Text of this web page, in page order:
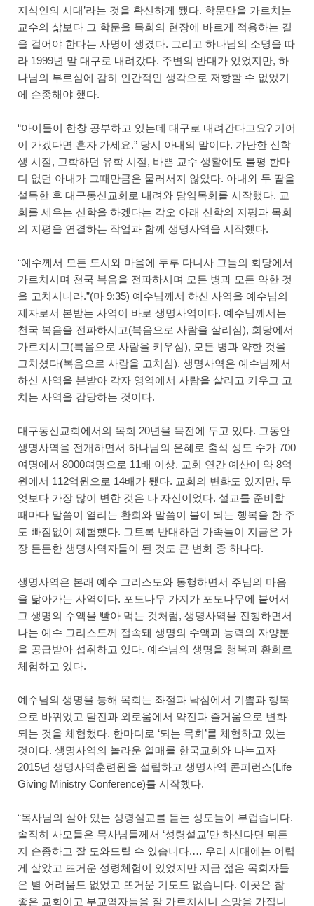
지식인의 시대’라는 것을 확신하게 됐다. 학문만을 가르치는
교수의 삶보다 그 학문을 목회의 현장에 바르게 적용하는 길
을 걸어야 한다는 사명이 생겼다. 그리고 하나님의 소명을 따
라 1999년 말 대구로 내려갔다. 주변의 반대가 있었지만, 하
나님의 부르심에 감히 인간적인 생각으로 저항할 수 없었기
에 순종해야 했다.
“아이들이 한창 공부하고 있는데 대구로 내려간다고요? 기어
이 가겠다면 혼자 가세요.” 당시 아내의 말이다. 가난한 신학
생 시절, 고학하던 유학 시절, 바쁜 교수 생활에도 불평 한마
디 없던 아내가 그때만큼은 물러서지 않았다. 아내와 두 딸을
설득한 후 대구동신교회로 내려와 담임목회를 시작했다. 교
회를 세우는 신학을 하겠다는 각오 아래 신학의 지평과 목회
의 지평을 연결하는 작업과 함께 생명사역을 시작했다.
“예수께서 모든 도시와 마을에 두루 다니사 그들의 회당에서
가르치시며 천국 복음을 전파하시며 모든 병과 모든 약한 것
을 고치시니라.”(마 9:35) 예수님께서 하신 사역을 예수님의
제자로서 본받는 사역이 바로 생명사역이다. 예수님께서는
천국 복음을 전파하시고(복음으로 사람을 살리심), 회당에서
가르치시고(복음으로 사람을 키우심), 모든 병과 약한 것을
고치셨다(복음으로 사람을 고치심). 생명사역은 예수님께서
하신 사역을 본받아 각자 영역에서 사람을 살리고 키우고 고
치는 사역을 감당하는 것이다.
대구동신교회에서의 목회 20년을 목전에 두고 있다. 그동안
생명사역을 전개하면서 하나님의 은혜로 출석 성도 수가 700
여명에서 8000여명으로 11배 이상, 교회 연간 예산이 약 8억
원에서 112억원으로 14배가 됐다. 교회의 변화도 있지만, 무
엇보다 가장 많이 변한 것은 나 자신이었다. 설교를 준비할
때마다 말씀이 열리는 환희와 말씀이 불이 되는 행복을 한 주
도 빠짐없이 체험했다. 그토록 반대하던 가족들이 지금은 가
장 든든한 생명사역자들이 된 것도 큰 변화 중 하나다.
생명사역은 본래 예수 그리스도와 동행하면서 주님의 마음
을 닮아가는 사역이다. 포도나무 가지가 포도나무에 붙어서
그 생명의 수액을 빨아 먹는 것처럼, 생명사역을 진행하면서
나는 예수 그리스도께 접속돼 생명의 수액과 능력의 자양분
을 공급받아 섭취하고 있다. 예수님의 생명을 행복과 환희로
체험하고 있다.
예수님의 생명을 통해 목회는 좌절과 낙심에서 기쁨과 행복
으로 바뀌었고 탈진과 외로움에서 약진과 즐거움으로 변화
되는 것을 체험했다. 한마디로 ‘되는 목회’를 체험하고 있는
것이다. 생명사역의 놀라운 열매를 한국교회와 나누고자
2015년 생명사역훈련원을 설립하고 생명사역 콘퍼런스(Life
Giving Ministry Conference)를 시작했다.
“목사님의 살아 있는 성령설교를 듣는 성도들이 부럽습니다.
솔직히 사모들은 목사님들께서 ‘성령설교’만 하신다면 뭐든
지 순종하고 잘 도와드릴 수 있습니다.… 우리 시대에는 어렵
게 살았고 뜨거운 성령체험이 있었지만 지금 젊은 목회자들
은 별 어려움도 없었고 뜨거운 기도도 없습니다. 이곳은 참
좋은 교회이고 부교역자들을 잘 가르치시니 소망을 가집니